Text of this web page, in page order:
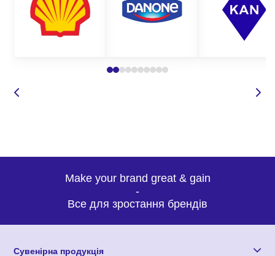
Make your brand great & gain
-
Все для зростання брендів
Сувенірна продукція